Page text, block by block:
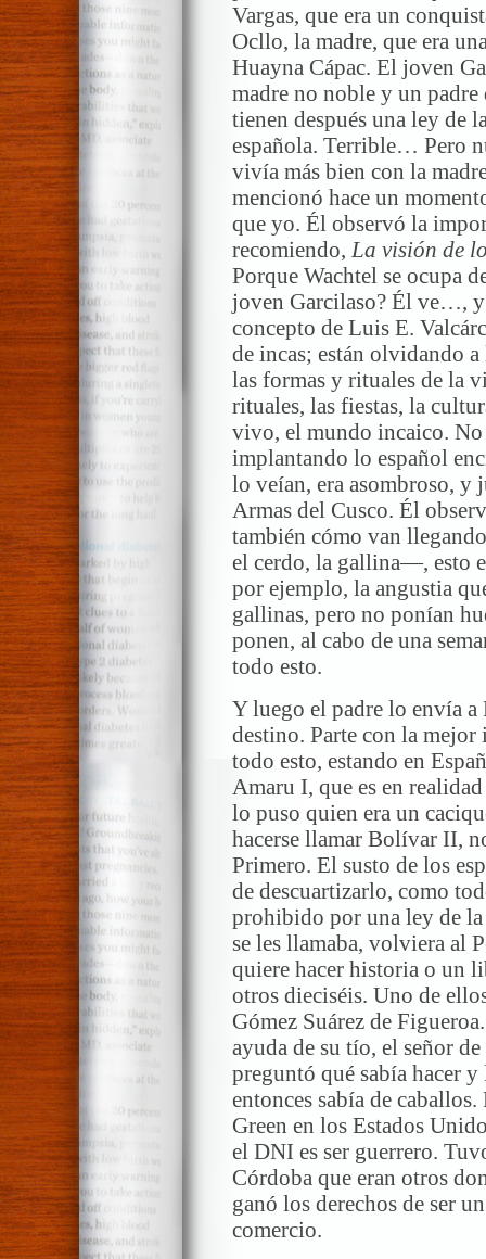
Vargas, que era un
Ocllo, la madre, que era
Huayna Cápac. El joven
madre no noble y un padre
tienen después una ley de
española. Terrible… Pero
vivía más bien con la
mencionó hace un
que yo. Él observó la
recomiendo, La visión de
Porque Wachtel se ocupa
joven Garcilaso? Él ve…,
concepto de Luis E.
de incas; están olvidando a
las formas y rituales de la
rituales, las fiestas, la
vivo, el mundo incaico. No
implantando lo español
lo veían, era asombroso, y
Armas del Cusco. Él
también cómo van
el cerdo, la gallina—, esto
por ejemplo, la angustia
gallinas, pero no ponían
ponen, al cabo de una
todo esto.
Y luego el padre lo envía a
destino. Parte con la
todo esto, estando en
Amaru I, que es en
lo puso quien era un
hacerse llamar Bolívar II,
Primero. El susto de los
de descuartizarlo, como
prohibido por una ley de
se les llamaba, volviera al
quiere hacer historia o un
otros dieciséis. Uno de
Gómez Suárez de
ayuda de su tío, el señor
preguntó qué sabía hacer
entonces sabía de
Green en los Estados
el DNI es ser guerrero.
Córdoba que eran otros
ganó los derechos de ser
comercio.